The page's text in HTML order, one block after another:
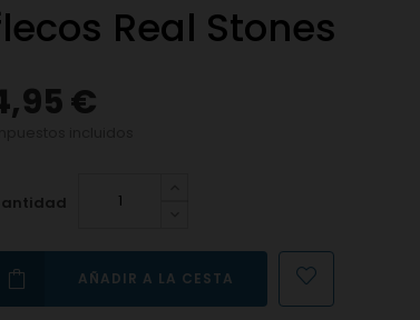
Real Stones
€
AÑADIR A LA CESTA